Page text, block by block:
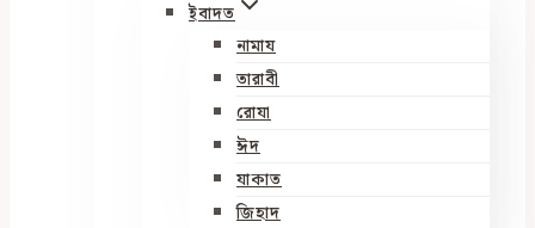
ইবাদত
নামায
তারাবী
রোযা
ঈদ
যাকাত
জিহাদ